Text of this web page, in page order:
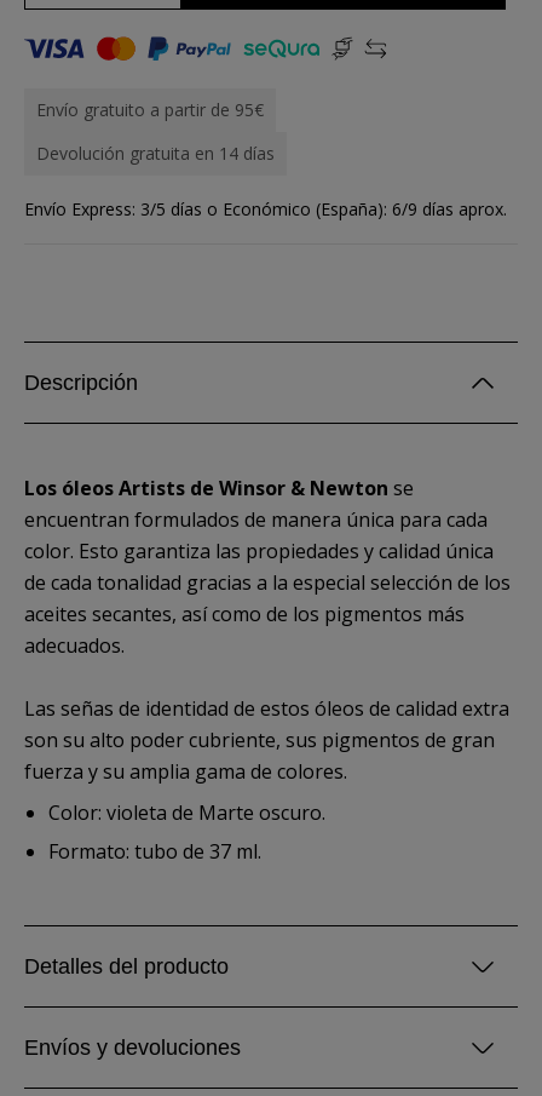
Envío gratuito a partir de 95€
Devolución gratuita en 14 días
Envío Express: 3/5 días o Económico (España): 6/9 días aprox.
Descripción
Los óleos Artists de Winsor & Newton se
encuentran formulados de manera única para cada
color. Esto garantiza las propiedades y calidad única
de cada tonalidad gracias a la especial selección de los
aceites secantes, así como de los pigmentos más
adecuados.
Las señas de identidad de estos óleos de calidad extra
son su alto poder cubriente, sus pigmentos de gran
fuerza y su amplia gama de colores.
Color: violeta de Marte oscuro.
Formato: tubo de 37 ml.
Detalles del producto
Envíos y devoluciones